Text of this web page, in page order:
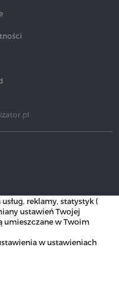
reklamy, statystyk (
ustawień Twojej
umieszczane w Twoim
w ustawieniach